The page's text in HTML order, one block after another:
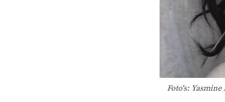
Foto's: Yasmine